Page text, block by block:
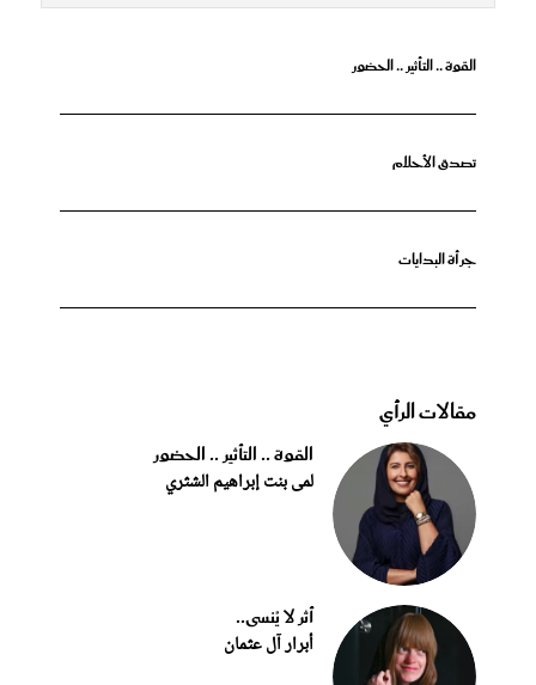
القوة .. التأثير .. الحضور
تصدق الأحلام
جرأة البدايات
مقالات الرأي
القوة .. التأثير .. الحضور
لمى بنت إبراهيم الشثري
أثر لا يُنسى..
أبرار آل عثمان